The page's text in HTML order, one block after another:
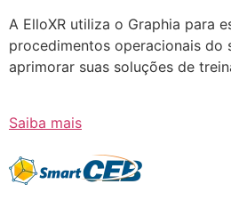
A ElloXR utiliza o Graphia para
procedimentos operacionais do
aprimorar suas soluções de
Saiba mais